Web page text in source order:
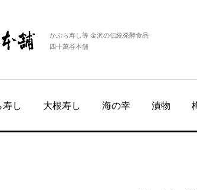
かぶら寿し等 金沢の伝統発酵食品
四十萬谷本舗
寿し 大根寿し 海の幸 漬物